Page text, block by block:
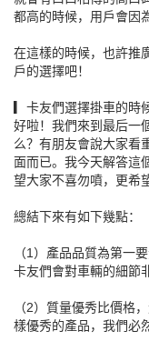
都高的時候，用戶會因
在這樣的時候，也許推
戶的選擇吧！
▎卡友們選擇掛車的時
好啦！我們來到最后一
么？有朋友會說大家看
面而已。我今天解答這
望大家不喜勿噴，更希
總結下來有如下幾點：
（1）產品品質為第一
卡友們會對車輛的細節
（2）質量優秀比價格
樣優秀的產品，我們必